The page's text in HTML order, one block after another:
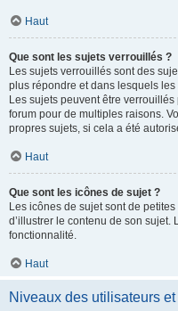
Haut
Que sont les sujets verrouillés ?
Les sujets verrouillés sont des
plus répondre et dans lesquels
Les sujets peuvent être
forum pour de multiples raisons.
propres sujets, si cela a été
Haut
Que sont les icônes de sujet ?
Les icônes de sujet sont de
d’illustrer le contenu de son sujet.
fonctionnalité.
Haut
Niveaux des utilisateurs